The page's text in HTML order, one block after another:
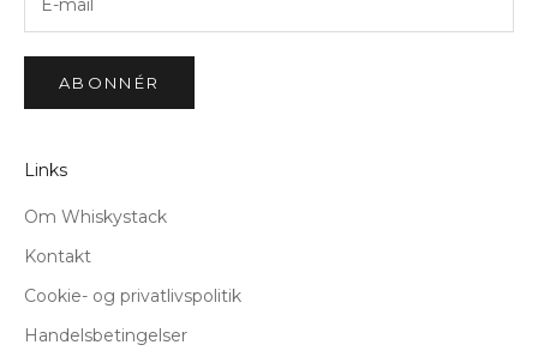
ABONNÉR
Links
Om Whiskystack
Kontakt
Cookie- og privatlivspolitik
Handelsbetingelser